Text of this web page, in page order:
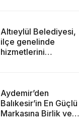
Altıeylül Belediyesi,
ilçe genelinde
hizmetlerini
Aydemir’den
Balıkesir’in En Güçlü
Markasına Birlik ve